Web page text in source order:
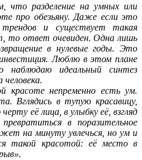
разделение на умных или
про обезьяну. Даже если это
и существует такая
то ответ очевиден. Одна лишь
в нулевые годы. Это
Люблю в этом плане
идеальный синтез
человека.
красоте непременно есть ум.
Вглядись в тупую красавицу,
её лица, в улыбку её, взгляд
в поразительное
на минуту увлечься, но ум и
такой красотой: её место в